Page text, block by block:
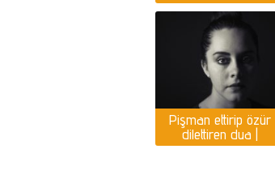
Yılı Yorumlar
Pişman ettirip özür
dilettiren dua |
Pişmanlık duası var